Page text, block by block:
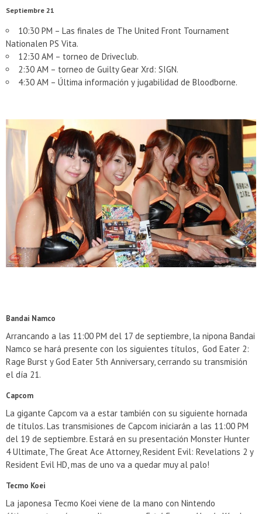
Septiembre 21
10:30 PM – Las finales de The United Front Tournament
Nationalen PS Vita.
12:30 AM – torneo de Driveclub.
2:30 AM – torneo de Guilty Gear Xrd: SIGN.
4:30 AM – Última información y jugabilidad de Bloodborne.
Bandai Namco
Arrancando a las 11:00 PM del 17 de septiembre, la nipona Bandai
Namco se hará presente con los siguientes títulos, God Eater 2:
Rage Burst y God Eater 5th Anniversary, cerrando su transmisión
el día 21.
Capcom
La gigante Capcom va a estar también con su siguiente hornada
de títulos. Las transmisiones de Capcom iniciarán a las 11:00 PM
del 19 de septiembre. Estará en su presentación Monster Hunter
4 Ultimate, The Great Ace Attorney, Resident Evil: Revelations 2 y
Resident Evil HD, mas de uno va a quedar muy al palo!
Tecmo Koei
La japonesa Tecmo Koei viene de la mano con Nintendo